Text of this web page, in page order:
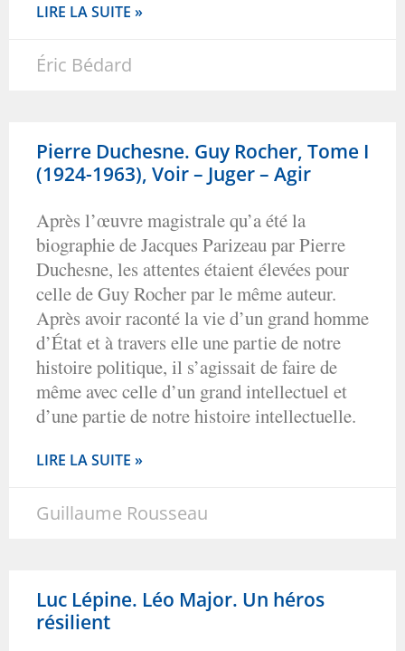
LIRE LA SUITE »
Éric Bédard
Pierre Duchesne. Guy Rocher, Tome I
(1924-1963), Voir – Juger – Agir
Après l’œuvre magistrale qu’a été la
biographie de Jacques Parizeau par Pierre
Duchesne, les attentes étaient élevées pour
celle de Guy Rocher par le même auteur.
Après avoir raconté la vie d’un grand homme
d’État et à travers elle une partie de notre
histoire politique, il s’agissait de faire de
même avec celle d’un grand intellectuel et
d’une partie de notre histoire intellectuelle.
LIRE LA SUITE »
Guillaume Rousseau
Luc Lépine. Léo Major. Un héros
résilient